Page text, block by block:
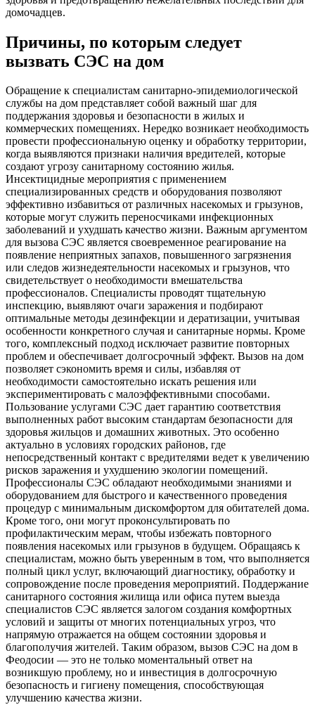
домочадцев.
Причины, по которым следует
вызвать СЭС на дом
Обращение к специалистам санитарно-эпидемиологической
службы на дом представляет собой важный шаг для
поддержания здоровья и безопасности в жилых и
коммерческих помещениях. Нередко возникает необходимость
провести профессиональную оценку и обработку территории,
когда выявляются признаки наличия вредителей, которые
создают угрозу санитарному состоянию жилья.
Инсектицидные мероприятия с применением
специализированных средств и оборудования позволяют
эффективно избавиться от различных насекомых и грызунов,
которые могут служить переносчиками инфекционных
заболеваний и ухудшать качество жизни. Важным аргументом
для вызова СЭС является своевременное реагирование на
появление неприятных запахов, повышенного загрязнения
или следов жизнедеятельности насекомых и грызунов, что
свидетельствует о необходимости вмешательства
профессионалов. Специалисты проводят тщательную
инспекцию, выявляют очаги заражения и подбирают
оптимальные методы дезинфекции и дератизации, учитывая
особенности конкретного случая и санитарные нормы. Кроме
того, комплексный подход исключает развитие повторных
проблем и обеспечивает долгосрочный эффект. Вызов на дом
позволяет сэкономить время и силы, избавляя от
необходимости самостоятельно искать решения или
экспериментировать с малоэффективными способами.
Пользование услугами СЭС дает гарантию соответствия
выполненных работ высоким стандартам безопасности для
здоровья жильцов и домашних животных. Это особенно
актуально в условиях городских районов, где
непосредственный контакт с вредителями ведет к увеличению
рисков заражения и ухудшению экологии помещений.
Профессионалы СЭС обладают необходимыми знаниями и
оборудованием для быстрого и качественного проведения
процедур с минимальным дискомфортом для обитателей дома.
Кроме того, они могут проконсультировать по
профилактическим мерам, чтобы избежать повторного
появления насекомых или грызунов в будущем. Обращаясь к
специалистам, можно быть уверенным в том, что выполняется
полный цикл услуг, включающий диагностику, обработку и
сопровождение после проведения мероприятий. Поддержание
санитарного состояния жилища или офиса путем выезда
специалистов СЭС является залогом создания комфортных
условий и защиты от многих потенциальных угроз, что
напрямую отражается на общем состоянии здоровья и
благополучия жителей. Таким образом, вызов СЭС на дом в
Феодосии — это не только моментальный ответ на
возникшую проблему, но и инвестиция в долгосрочную
безопасность и гигиену помещения, способствующая
улучшению качества жизни.